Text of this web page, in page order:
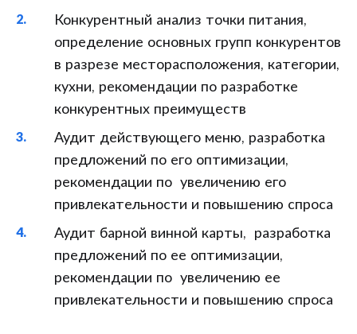
Конкурентный анализ точки питания,
определение основных групп конкурентов
в разрезе месторасположения, категории,
кухни, рекомендации по разработке
конкурентных преимуществ
Аудит действующего меню, разработка
предложений по его оптимизации,
рекомендации по увеличению его
привлекательности и повышению спроса
Аудит барной винной карты, разработка
предложений по ее оптимизации,
рекомендации по увеличению ее
привлекательности и повышению спроса